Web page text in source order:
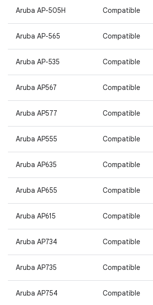
Aruba AP-505H Compatible
Aruba AP-565 Compatible
Aruba AP-535 Compatible
Aruba AP567 Compatible
Aruba AP577 Compatible
Aruba AP555 Compatible
Aruba AP635 Compatible
Aruba AP655 Compatible
Aruba AP615 Compatible
Aruba AP734 Compatible
Aruba AP735 Compatible
Aruba AP754 Compatible